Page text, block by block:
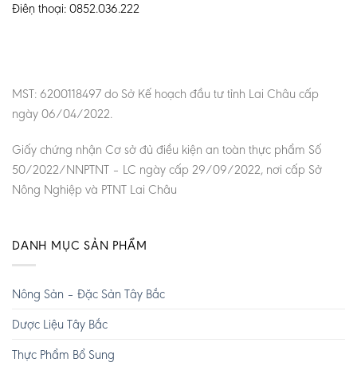
Điện thoại: 0852.036.222
MST: 6200118497 do Sở Kế hoạch đầu tư tỉnh Lai Châu cấp
ngày 06/04/2022.
Giấy chứng nhận Cơ sở đủ điều kiện an toàn thực phẩm Số
50/2022/NNPTNT – LC ngày cấp 29/09/2022, nơi cấp Sở
Nông Nghiệp và PTNT Lai Châu
DANH MỤC SẢN PHẨM
Nông Sản – Đặc Sản Tây Bắc
Dược Liệu Tây Bắc
Thực Phẩm Bổ Sung